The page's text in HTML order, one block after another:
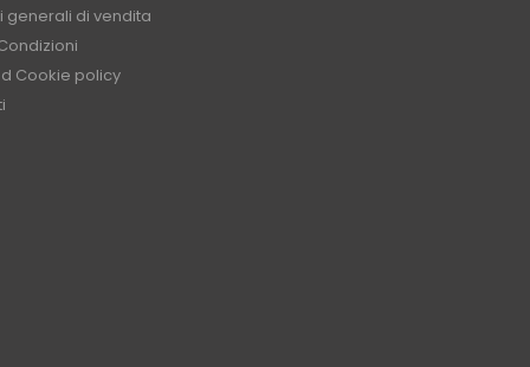
generali di vendita
Cookie policy